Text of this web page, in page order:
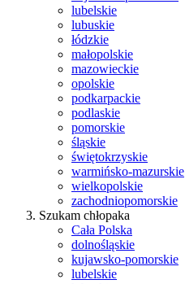
lubelskie
lubuskie
łódzkie
małopolskie
mazowieckie
opolskie
podkarpackie
podlaskie
pomorskie
śląskie
świętokrzyskie
warmińsko-mazurskie
wielkopolskie
zachodniopomorskie
Szukam chłopaka
Cała Polska
dolnośląskie
kujawsko-pomorskie
lubelskie